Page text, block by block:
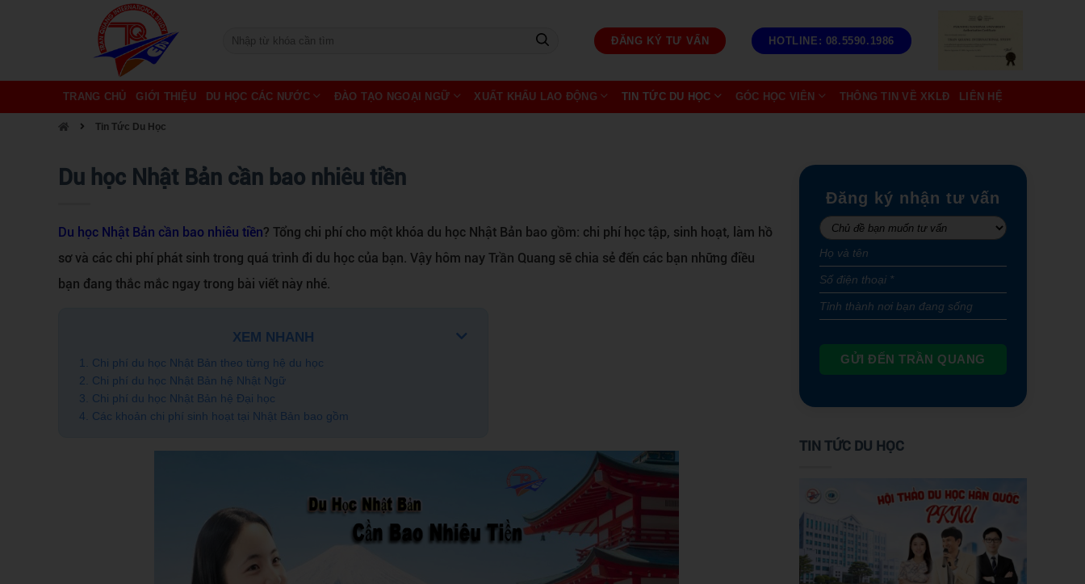
ĐĂNG KÝ TƯ VẤN HOTLINE: 08.5590.1986
TRANG CHỦ GIỚI THIỆU DU HỌC CÁC NƯỚC ĐÀO TẠO NGOẠI NGỮ XUẤT KHẨU LAO ĐỘNG TIN TỨC DU HỌC GÓC HỌC VIÊN THÔNG TIN VỀ XKLĐ LIÊN HỆ
Tin Tức Du Học
Du học Nhật Bản cần bao nhiêu tiền
Du học Nhật Bản cần bao nhiêu tiền? Tổng chi phí cho một khóa du học Nhật Bản bao gồm: chi phí học tập, sinh hoạt, làm hồ
sơ và các chi phí phát sinh trong quá trình đi du học của bạn. Vậy hôm nay Trần Quang sẽ chia sẻ đến các bạn những điều
bạn đang thắc mắc ngay trong bài viết này nhé.
XEM NHANH
1. Chi phí du học Nhật Bản theo từng hệ du học
2. Chi phí du học Nhật Bản hệ Nhật Ngữ
3. Chi phí du học Nhật Bản hệ Đại học
4. Các khoản chi phí sinh hoạt tại Nhật Bản bao gồm
Đăng ký nhận tư vấn
GỬI ĐẾN TRẦN QUANG
TIN TỨC DU HỌC